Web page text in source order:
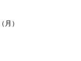
）